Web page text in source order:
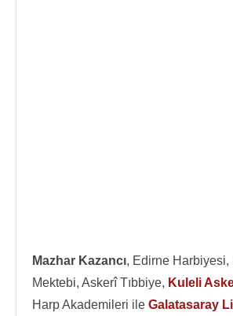
Mazhar Kazancı, Edirne Harbiyesi,
Mektebi, Askerî Tıbbiye, Kuleli
Harp Akademileri ile Galatasaray